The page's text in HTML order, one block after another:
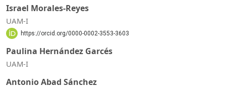
Israel Morales-Reyes
UAM-I
https://orcid.org/0000-0002-3553-3603
Paulina Hernández Garcés
UAM-I
Antonio Abad Sánchez